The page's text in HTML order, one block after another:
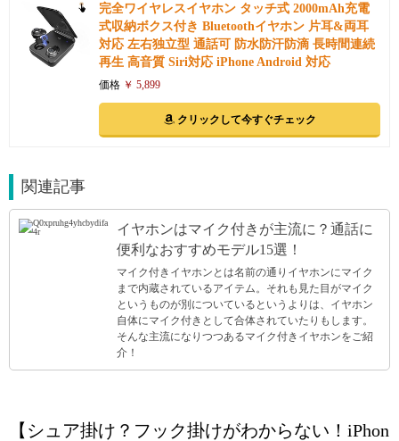
完全ワイヤレスイヤホン タッチ式 2000mAh充電
式収納ボクス付き Bluetoothイヤホン 片耳&両耳
対応 左右独立型 通話可 防水防汗防滴 長時間連続
再生 高音質 Siri対応 iPhone Android 対応
価格 ￥ 5,899
クリックして今すぐチェック
関連記事
イヤホンはマイク付きが主流に？通話に
便利なおすすめモデル15選！
マイク付きイヤホンとは名前の通りイヤホンにマイク
まで内蔵されているアイテム。それも見た目がマイク
というものが別についているというよりは、イヤホン
自体にマイク付きとして合体されていたりもします。
そんな主流になりつつあるマイク付きイヤホンをご紹
介！
【シュア掛け？フック掛けがわからない！iPhon